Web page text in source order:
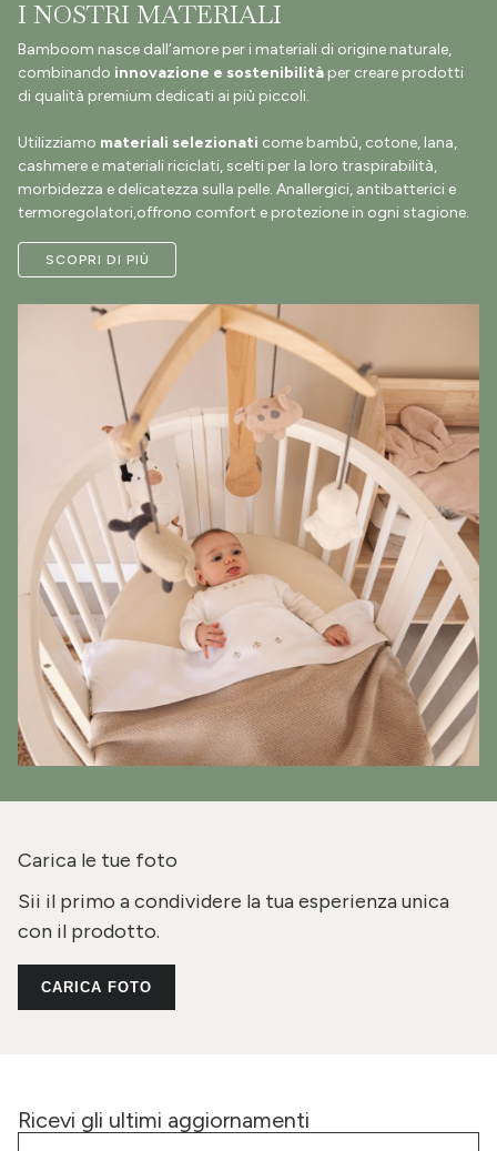
I NOSTRI MATERIALI
Bamboom nasce dall’amore per i materiali di origine naturale,
combinando innovazione e sostenibilità per creare prodotti
di qualità premium dedicati ai più piccoli.
Utilizziamo materiali selezionati come bambù, cotone, lana,
cashmere e materiali riciclati, scelti per la loro traspirabilità,
morbidezza e delicatezza sulla pelle. Anallergici, antibatterici e
termoregolatori,offrono comfort e protezione in ogni stagione.
SCOPRI DI PIÙ
Carica le tue foto
Sii il primo a condividere la tua esperienza unica
con il prodotto.
CARICA FOTO
Ricevi gli ultimi aggiornamenti